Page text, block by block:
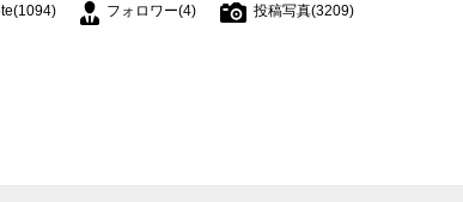
フォロワー(4) 投稿写真(3209)